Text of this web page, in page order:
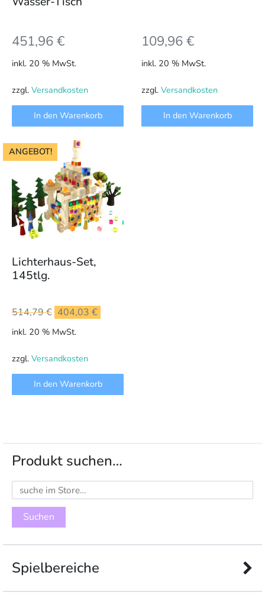
451,96€
inkl. 20 % MwSt.
zzgl. Versandkosten
In den Warenkorb
109,96€
inkl. 20 % MwSt.
zzgl. Versandkosten
In den Warenkorb
ANGEBOT!
Lichterhaus-Set,
145tlg.
514,79€ Ursprünglicher
Preis
514,79 €
404,03 €
inkl. 20 % MwSt.
zzgl. Versandkosten
In den Warenkorb
Produkt suchen…
Suchen
nach:
Spielbereiche